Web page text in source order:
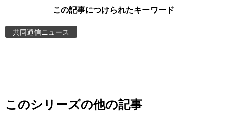
スポーツ・東京2020
Images
この記事につけられたキーワード
共同通信ニュース
このシリーズの他の記事